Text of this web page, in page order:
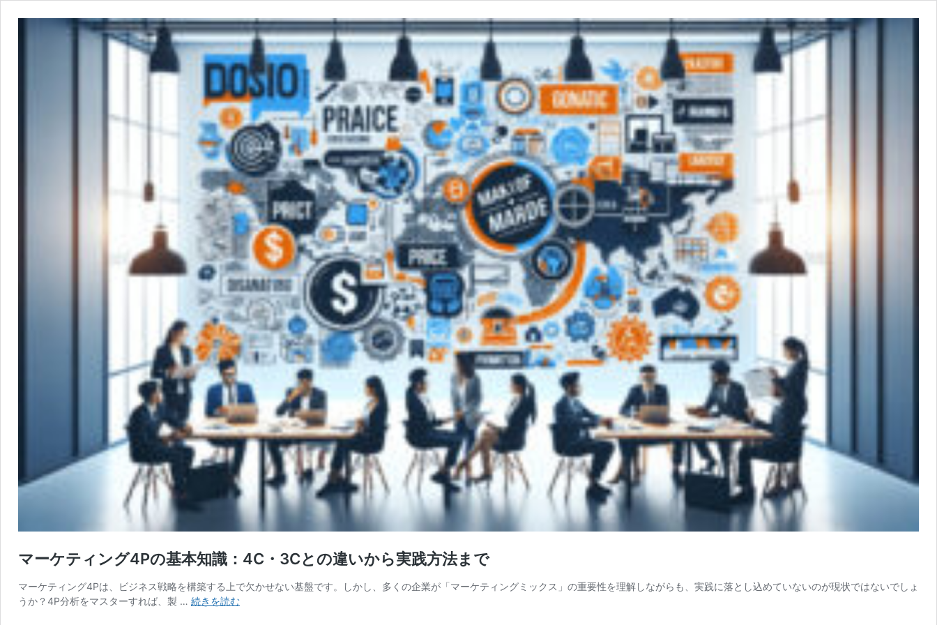
マーケティング4Pの基本知識：4C・3Cとの違いから実践方法まで
マーケティング4Pは、ビジネス戦略を構築する上で欠かせない基盤です。しかし、多くの企業が「マーケティングミックス」の重要性を理解しながらも、実践に落とし込めていないのが現状ではないでしょ
うか？4P分析をマスターすれば、製 … 続きを読むマ